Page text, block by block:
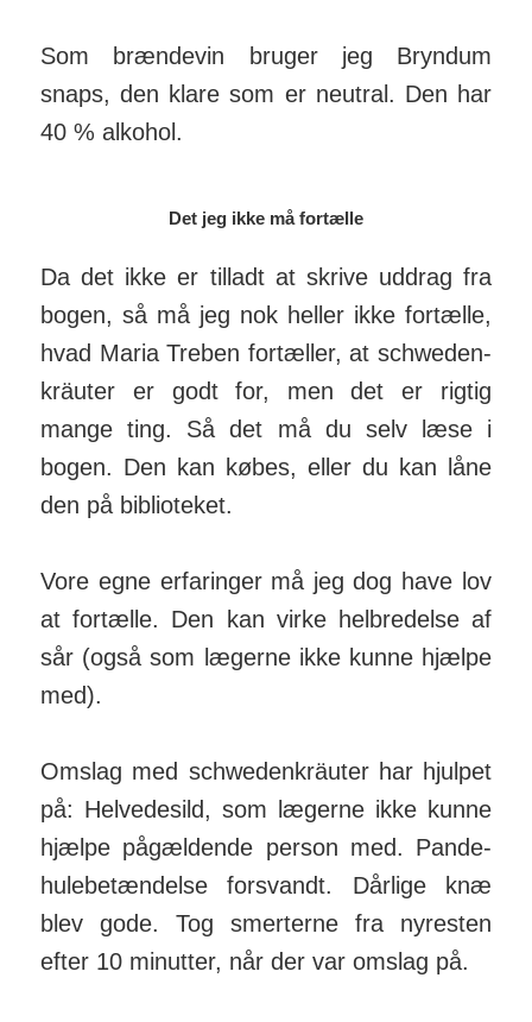
Som brændevin bruger jeg Bryndum
snaps, den klare som er neutral. Den har
40 % alkohol.
Det jeg ikke må fortælle
Da det ikke er tilladt at skrive uddrag fra
bogen, så må jeg nok heller ikke fortælle,
hvad Maria Treben for­tæl­ler, at schweden­
kräuter er godt for, men det er rigtig
mange ting. Så det må du selv læse i
bogen. Den kan købes, eller du kan låne
den på bib­lio­teket.
Vore egne erfaringer må jeg dog have lov
at fortælle. Den kan virke hel­bred­else af
sår (også som lægerne ikke kunne hjælpe
med).
Omslag med schwedenkräuter har hjulpet
på: Helvedesild, som lægerne ikke kunne
hjælpe pågældende person med. Pande­
hule­be­tænd­else forsvandt. Dårlige knæ
blev gode. Tog smerterne fra nyresten
efter 10 minutter, når der var omslag på.